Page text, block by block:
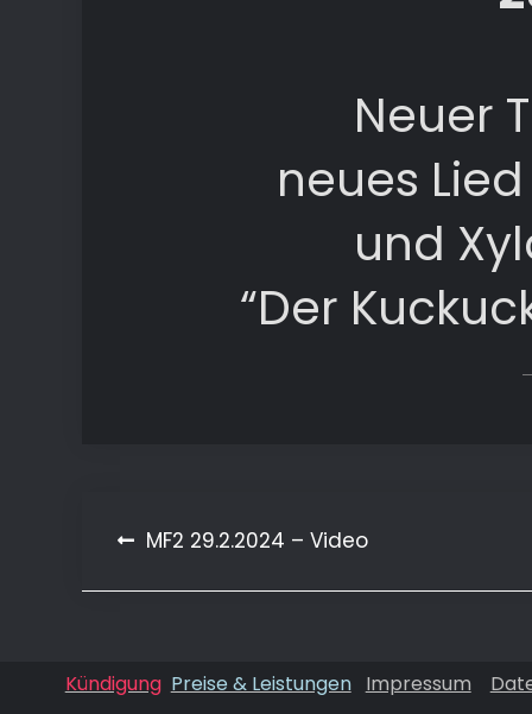
Neuer
neues
und
“Der
Beitragsnavigation
MF2 29.2.2024 – Video
Kündigung Preise & Leistungen Impressum